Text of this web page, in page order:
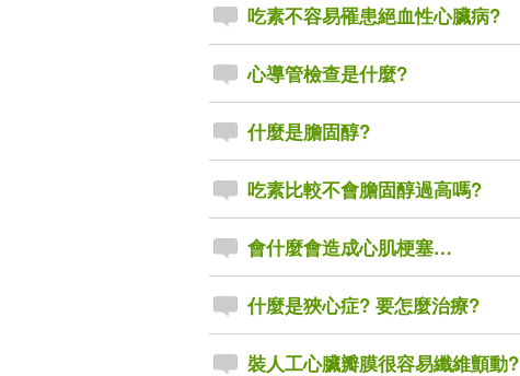
吃素不容易罹患絕血性心臟病?
心導管檢查是什麼?
什麼是膽固醇?
吃素比較不會膽固醇過高嗎?
會什麼會造成心肌梗塞…
什麼是狹心症? 要怎麼治療?
裝人工心臟瓣膜很容易纖維顫動?